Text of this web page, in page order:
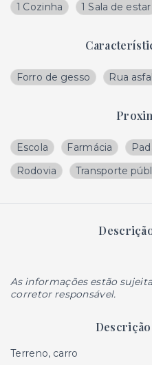
1 Cozinha
1 Sala de estar
Forro de gesso Rua
Escola Farmácia
Rodovia
Transporte
As informações estão
corretor responsável.
Terreno, carro